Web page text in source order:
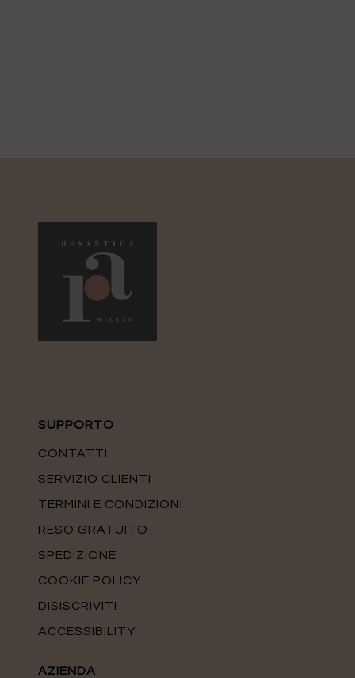
SUPPORTO
CONTATTI
SERVIZIO CLIENTI
TERMINI E CONDIZIONI
RESO GRATUITO
SPEDIZIONE
COOKIE POLICY
DISISCRIVITI
ACCESSIBILITY
AZIENDA